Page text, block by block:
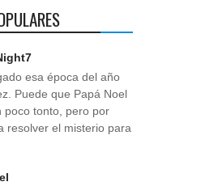
esa época del año
Puede que Papá Noel
poco tonto, pero por
resolver el misterio para